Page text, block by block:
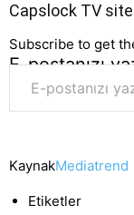
Capslock TV
Subscribe to get
E-postanızı
KaynakMediatrend
Etiketler